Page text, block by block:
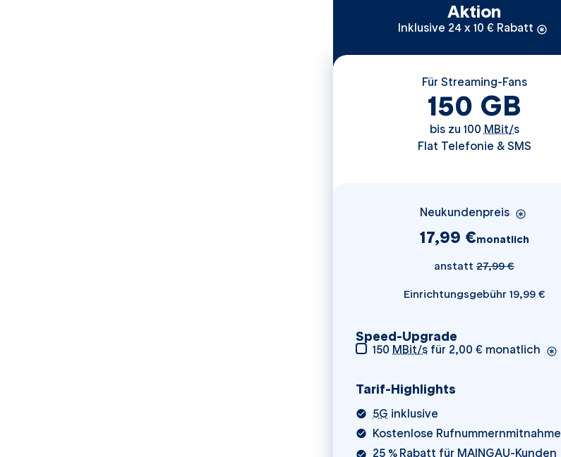
Aktion
Inklusive 24 x 10 € Rabatt
Für Streaming-Fans
150 GB
bis zu 100 MBit/s
Flat Telefonie & SMS
Neukundenpreis
17,99 €monatlich
anstatt 27,99 €
Einrichtungsgebühr 19,99 €
Speed-Upgrade
150 MBit/s für 2,00 € monatlich
Tarif-Highlights
5G inklusive
Kostenlose Rufnummernmitnahme
25 % Rabatt für MAINGAU-Kunden